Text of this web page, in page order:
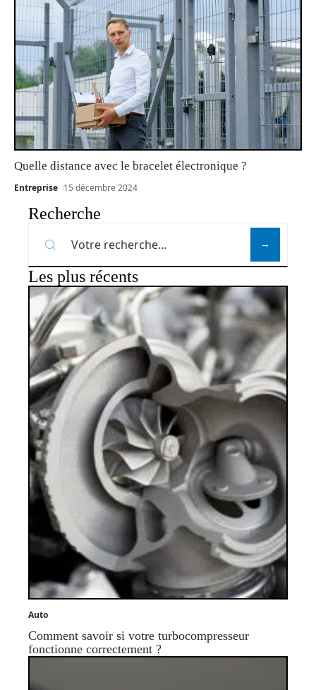
Quelle distance avec le bracelet électronique ?
Entreprise 15 décembre 2024
Recherche
Les plus récents
Auto
Comment savoir si votre turbocompresseur
fonctionne correctement ?